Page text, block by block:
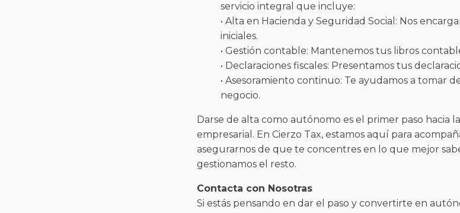
servicio integral que incluye:
• Alta en Hacienda y Seguridad Social: Nos
iniciales.
• Gestión contable: Mantenemos tus libros
• Declaraciones fiscales: Presentamos tus
• Asesoramiento continuo: Te ayudamos a tomar
negocio.
Darse de alta como autónomo es el primer paso hacia
empresarial. En Cierzo Tax, estamos aquí para
asegurarnos de que te concentres en lo que mejor
gestionamos el resto.
Contacta con Nosotras
Si estás pensando en dar el paso y convertirte en